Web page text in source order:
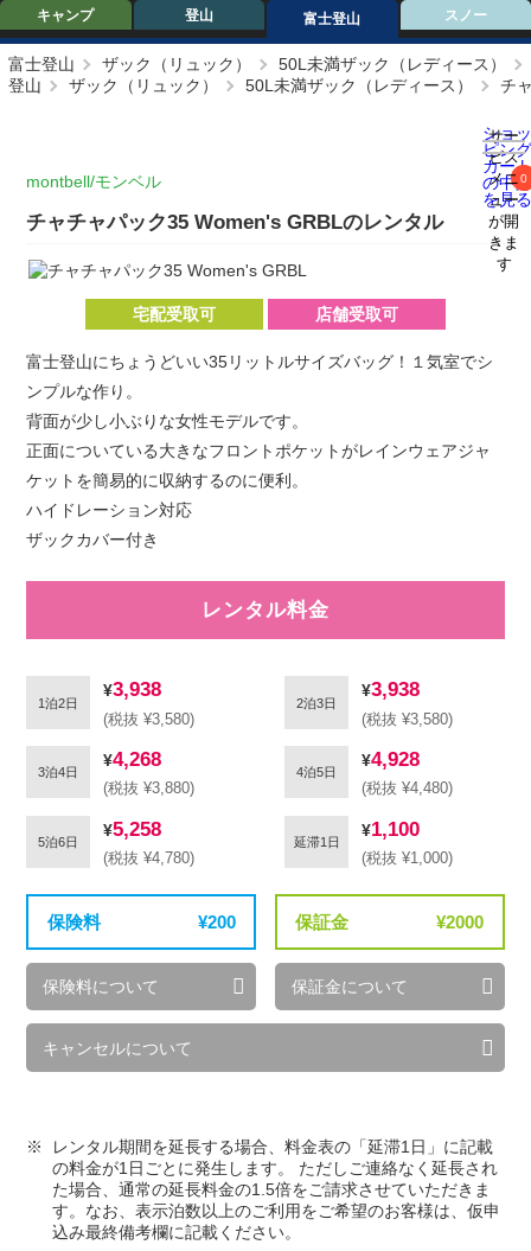
キャンプ 登山 富士登山 スノー
富士登山 ザック（リュック）
50L未満ザック（レディース）
登山
ザック（リュック） 50L未満ザック（レディース） チ
ショ
ピン
カー
の中
を見
0
サー
ビス
メニ
ュー
が開
きま
す
montbell/モンベル
チャチャパック35 Women's GRBLのレンタル
宅配受取可 店舗受取可
富士登山にちょうどいい35リットルサイズバッグ！１気室でシ
ンプルな作り。
背面が少し小ぶりな女性モデルです。
正面についている大きなフロントポケットがレインウェアジャ
ケットを簡易的に収納するのに便利。
ハイドレーション対応
ザックカバー付き
レンタル料金
1泊2日
3,938
(税抜 ¥3,580)
2泊3日
3,938
(税抜 ¥3,580)
3泊4日
4,268
(税抜 ¥3,880)
4泊5日
4,928
(税抜 ¥4,480)
5泊6日
5,258
(税抜 ¥4,780)
延滞1日
1,100
(税抜 ¥1,000)
保険料 200
保険料について
保証金 2000
保証金について
キャンセルについて
レンタル期間を延長する場合、料金表の「延滞1日」に記載
の料金が1日ごとに発生します。 ただしご連絡なく延長され
た場合、通常の延長料金の1.5倍をご請求させていただきま
す。なお、表示泊数以上のご利用をご希望のお客様は、仮申
込み最終備考欄に記載ください。